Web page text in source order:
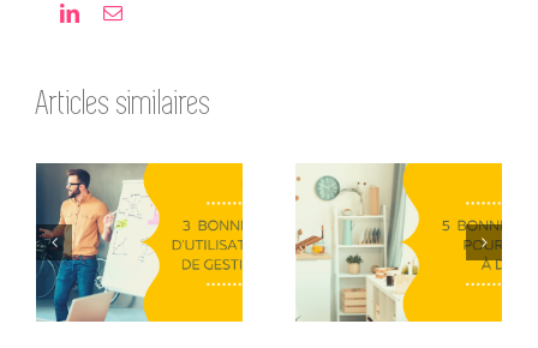
LinkedInEmail
Articles similaires
3 bonnes
pratiques
d’utilisation d’un
outil de gestion
de projet
Les 5 bonnes
pratiques pour
réussir à
manager à
distance